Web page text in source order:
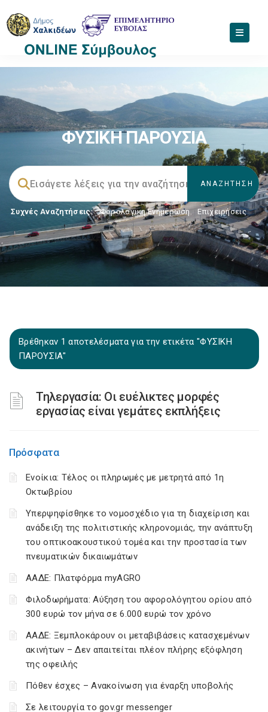
ΦΥΣΙΚΗ ΠΑΡΟΥΣΙΑ
Συχνές Αναζητήσεις: Φορολογικη Ενημέρωση, Επιχειρήσεις
Βρέθηκαν 1 αποτελέσματα για την ετικέτα "ΦΥΣΙΚΗ
ΠΑΡΟΥΣΙΑ"
Τηλεργασία: Οι ευέλικτες μορφές
εργασίας είναι γεμάτες εκπλήξεις
Πρόσφατα
Ενοίκια: Τέλος οι πληρωμές με μετρητά από 1η
Οκτωβρίου
Υπερψηφίσθηκε το νομοσχέδιο για τη διαχείριση και
ανάδειξη της πολιτιστικής κληρονομιάς, την ανάπτυξη
του οπτικοακουστικού τομέα και την προστασία των
πνευματικών δικαιωμάτων
ΑΑΔΕ: Πλατφόρμα myAGRO
Φιλοδωρήματα: Αύξηση του αφορολόγητου ορίου από
300 ευρώ τον μήνα σε 6.000 ευρώ τον χρόνο
ΑΑΔΕ: Ξεμπλοκάρουν οι μεταβιβάσεις κατασχεμένων
ακινήτων – Δεν απαιτείται πλέον πλήρης εξόφληση
της οφειλής
Πόθεν έσχες – Ανακοίνωση για έναρξη υποβολής
Σε λειτουργία το gov.gr messenger